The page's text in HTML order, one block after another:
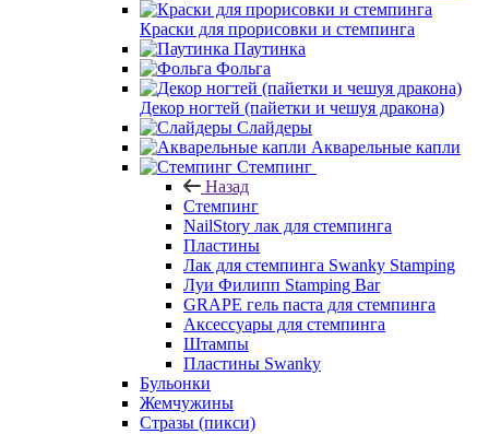
Краски для прорисовки и стемпинга
Паутинка
Фольга
Декор ногтей (пайетки и чешуя дракона)
Слайдеры
Акварельные капли
Стемпинг
Назад
Стемпинг
NailStory лак для стемпинга
Пластины
Лак для стемпинга Swanky Stamping
Луи Филипп Stamping Bar
GRAPE гель паста для стемпинга
Аксессуары для стемпинга
Штампы
Пластины Swanky
Бульонки
Жемчужины
Стразы (пикси)